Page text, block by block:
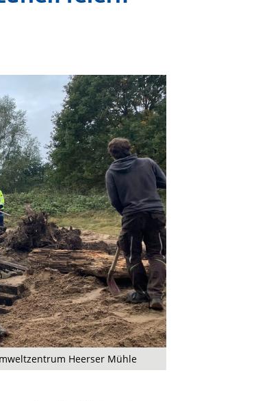
Heerser Mühle